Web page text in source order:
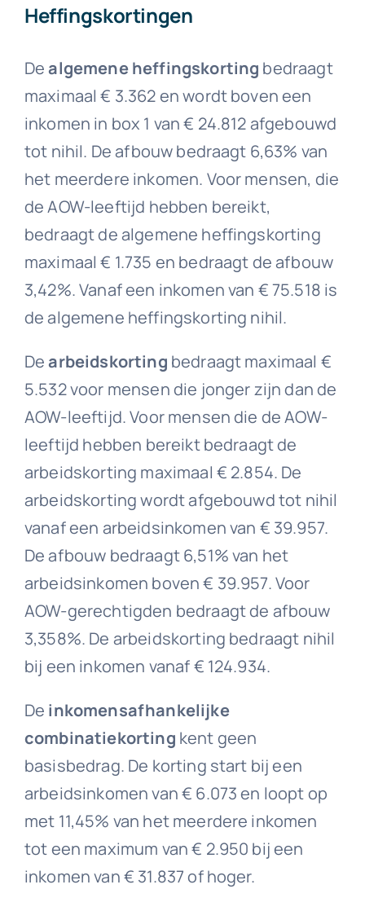
Heffingskortingen
Dealgemene heffingskorting bedraagt
maximaal € 3.362 en wordt boven een
inkomen in box 1 van € 24.812 afgebouwd
tot nihil. De afbouw bedraagt 6,63% van
het meerdere inkomen. Voor mensen, die
de AOW-leeftijd hebben bereikt,
bedraagt de algemene heffingskorting
maximaal € 1.735 en bedraagt de afbouw
3,42%. Vanaf een inkomen van € 75.518 is
de algemene heffingskorting nihil.
Dearbeidskorting bedraagt maximaal €
5.532 voor mensen die jonger zijn dan de
AOW-leeftijd. Voor mensen die de AOW-
leeftijd hebben bereikt bedraagt de
arbeidskorting maximaal € 2.854. De
arbeidskorting wordt afgebouwd tot nihil
vanaf een arbeidsinkomen van € 39.957.
De afbouw bedraagt 6,51% van het
arbeidsinkomen boven € 39.957. Voor
AOW-gerechtigden bedraagt de afbouw
3,358%. De arbeidskorting bedraagt nihil
bij een inkomen vanaf € 124.934.
De inkomensafhankelijke
combinatiekorting kent geen
basisbedrag. De korting start bij een
arbeidsinkomen van € 6.073 en loopt op
met 11,45% van het meerdere inkomen
tot een maximum van € 2.950 bij een
inkomen van € 31.837 of hoger.